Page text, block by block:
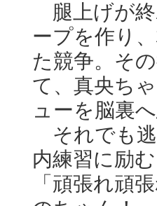
腿上げが終
ープを作り
た競争。そ
て、真央ち
ューを脳裏
それでも逃
内練習に励
「頑張れ頑